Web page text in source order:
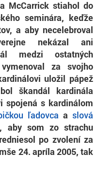
McCarrick stiahol do
seminára, keďže
a aby necelebroval
nekázal ani
medzi ostatných
za svojho
uložil pápež
škandál kardinála
spojená s kardinálom
ľadovca aslová
aby som zo strachu
po zvolení za
24. apríla 2005, tak